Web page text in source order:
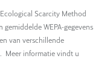
Scarcity Method
WEPA-gegevens
van verschillende
Meer informatie vindt u